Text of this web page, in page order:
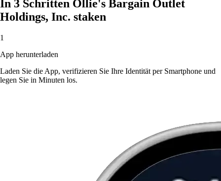
In 3 Schritten Ollie's Bargain Outlet
Holdings, Inc. staken
1
App herunterladen
Laden Sie die App, verifizieren Sie Ihre Identität per Smartphone und
legen Sie in Minuten los.